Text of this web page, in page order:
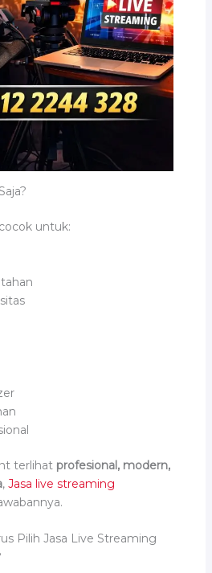
untuk:
terlihat profesional, modern,
, Jasa live streaming
Pilih Jasa Live Streaming